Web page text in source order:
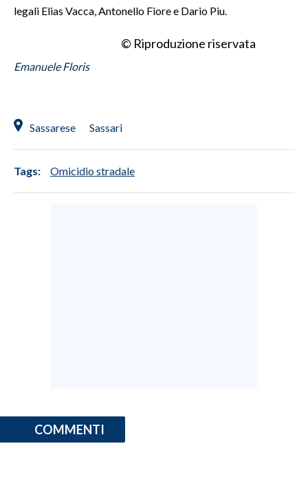
INFO AZIENDE
SPIAGGE
legali Elias Vacca, Antonello Fiore e Dario Piu.
© Riproduzione riservata
Emanuele Floris
Sassarese Sassari
Tags: Omicidio stradale
COMMENTI